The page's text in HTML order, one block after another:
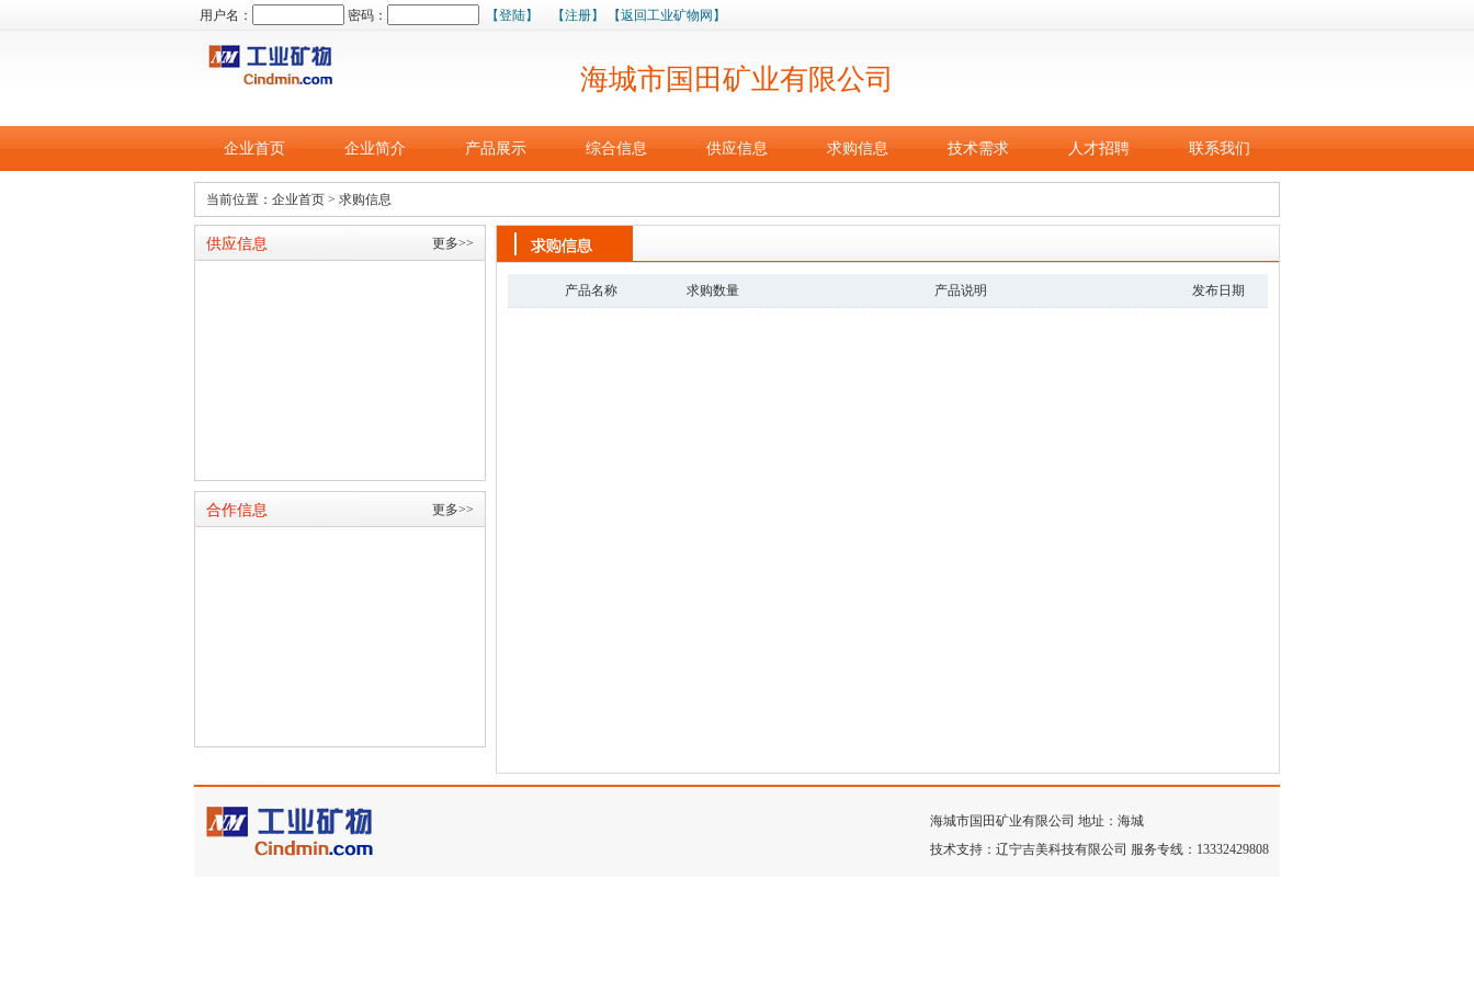
用户名： 密码： 【登陆】 【注册】 【返回工业矿物网】
海城市国田矿业有限公司
企业首页 企业简介 产品展示 综合信息 供应信息 求购信息 技术需求 人才招聘 联系我们
当前位置： 企业首页 > 求购信息
供应信息 更多>>
合作信息 更多>>
产品名称 求购数量 产品说明 发布日期
海城市国田矿业有限公司 地址：海城
技术支持：辽宁吉美科技有限公司 服务专线：13332429808